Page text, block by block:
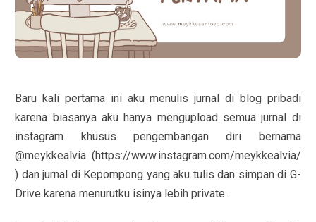
Baru kali pertama ini aku menulis jurnal di blog pribadi
karena biasanya aku hanya mengupload semua jurnal di
instagram khusus pengembangan diri bernama
@meykkealvia (https://www.instagram.com/meykkealvia/
) dan jurnal di Kepompong yang aku tulis dan simpan di G-
Drive karena menurutku isinya lebih private.